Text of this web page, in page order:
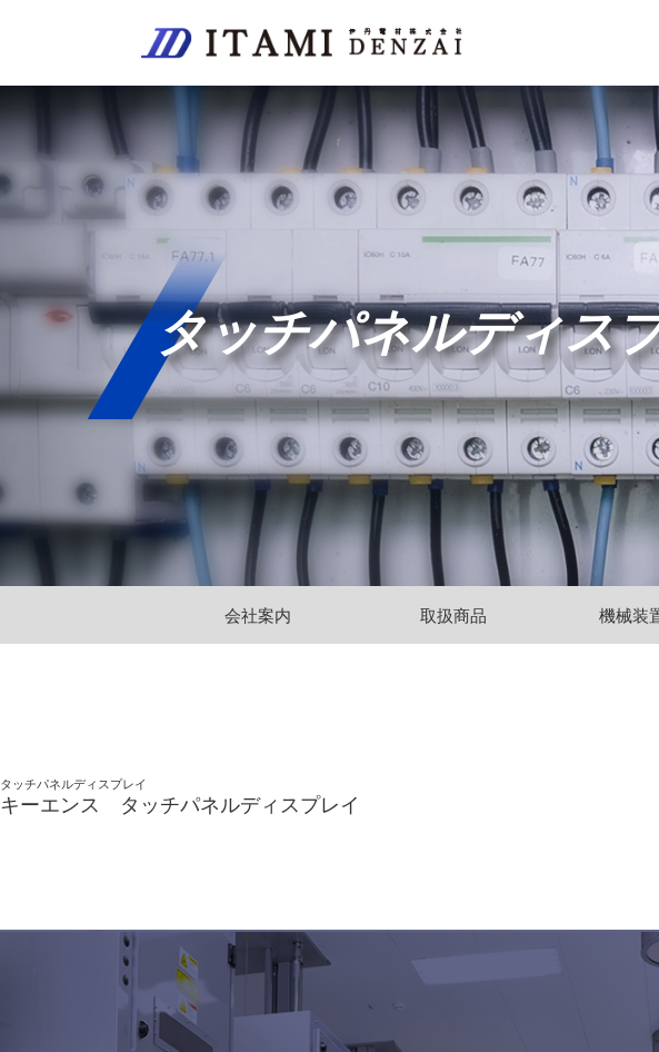
タッチパネルディス
会社案内 取扱商品 機械装
タッチパネルディスプレイ
キーエンス タッチパネルディスプレイ